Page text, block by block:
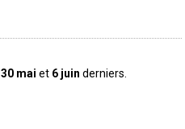
30 mai et 6 juin derniers.